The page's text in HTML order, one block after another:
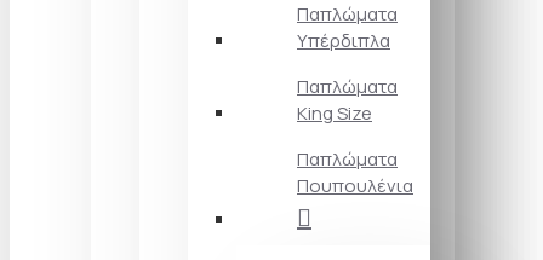
Παπλώματα
Υπέρδιπλα
Παπλώματα
King Size
Παπλώματα
Πουπουλένια